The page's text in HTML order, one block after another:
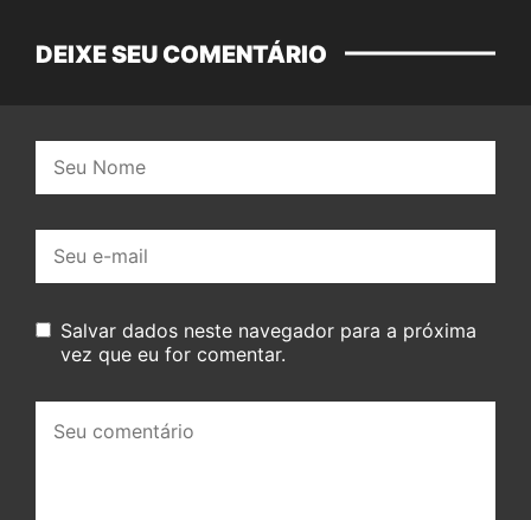
DEIXE SEU COMENTÁRIO
mail:
Salvar dados neste navegador para a próxima
vez que eu for comentar.
comentário: